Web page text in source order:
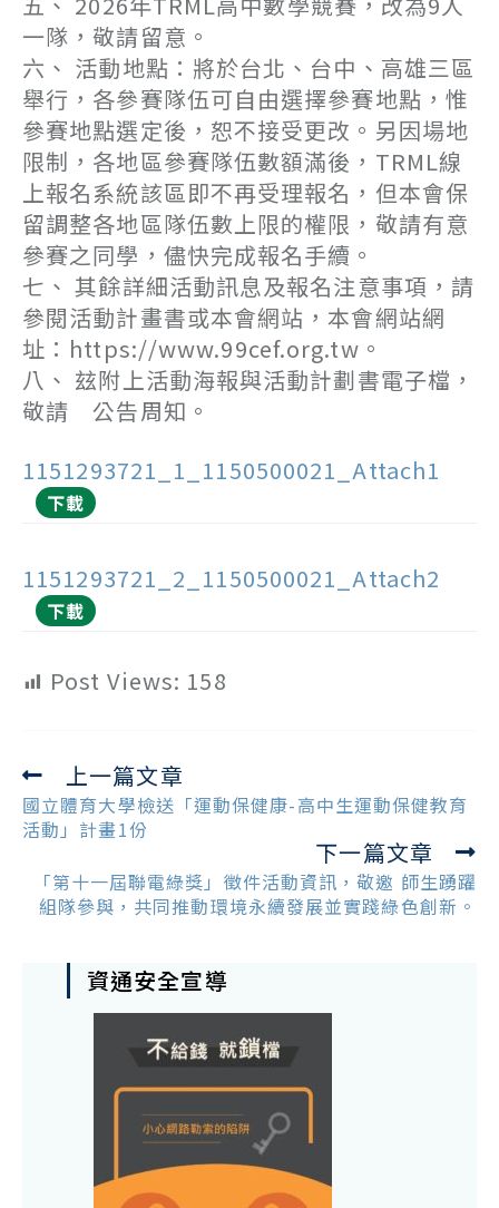
一隊，敬請留意。
六、 活動地點：將於台北、台中、高雄三區
舉行，各參賽隊伍可自由選擇參賽地點，惟
參賽地點選定後，恕不接受更改。另因場地
限制，各地區參賽隊伍數額滿後，TRML線
上報名系統該區即不再受理報名，但本會保
留調整各地區隊伍數上限的權限，敬請有意
參賽之同學，儘快完成報名手續。
七、 其餘詳細活動訊息及報名注意事項，請
參閱活動計畫書或本會網站，本會網站網
址：https://www.99cef.org.tw。
八、 玆附上活動海報與活動計劃書電子檔，
敬請 公告周知。
1151293721_1_1150500021_Attach1
下載
1151293721_2_1150500021_Attach2
下載
Post Views: 158
Read
more
articles
上一篇文章
國立體育大學檢送「運動保健康-高中生運動保健教育
活動」計畫1份
下一篇文章
「第十一屆聯電綠獎」徵件活動資訊，敬邀 師生踴躍
組隊參與，共同推動環境永續發展並實踐綠色創新。
資通安全宣導